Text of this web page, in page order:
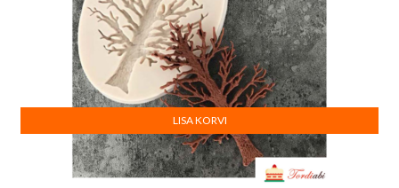
LISA KORVI